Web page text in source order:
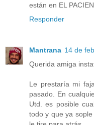
están en EL
Responder
Mantrana 14 de
Querida amiga
Le prestaría mi
pasado. En
Utd. es posible
todo y que ya